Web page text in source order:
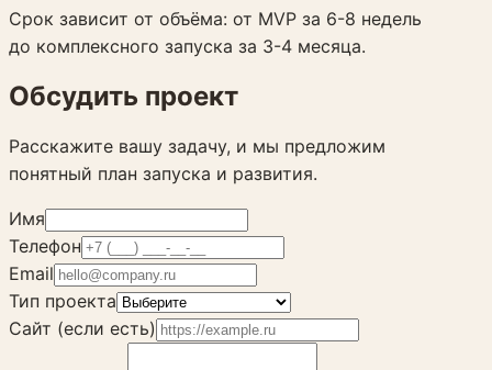
Срок зависит от объёма: от MVP за 6-8 недель
до комплексного запуска за 3-4 месяца.
Обсудить проект
Расскажите вашу задачу, и мы предложим
понятный план запуска и развития.
Имя
Телефон
Email
Тип проекта
Сайт (если есть)